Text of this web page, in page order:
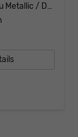
Gipfel-Blau Metallic / Dachfarbe